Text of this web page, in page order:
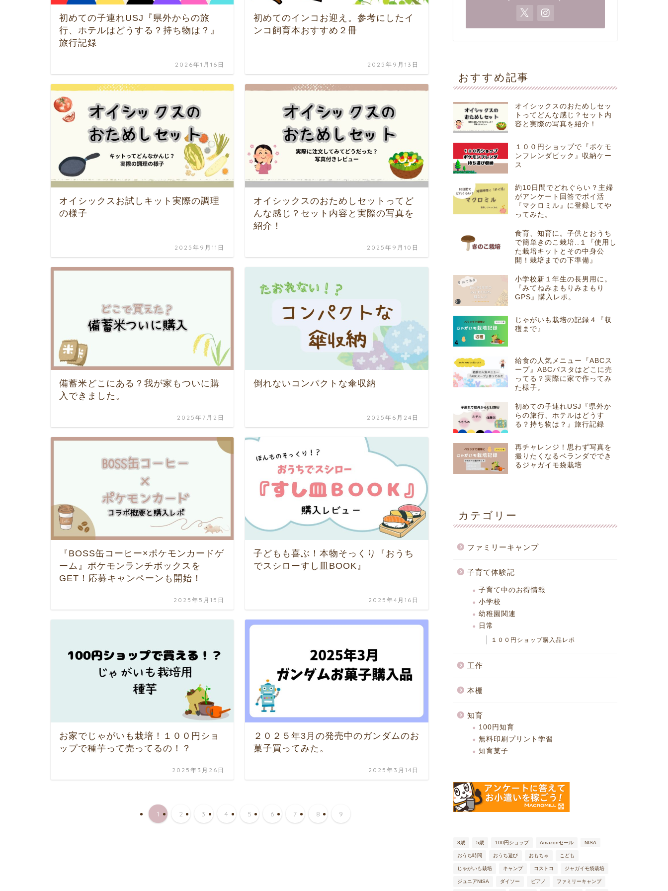
初めての子連れUSJ『県外からの旅
行、ホテルはどうする？持ち物は？』
旅行記録
2026年1月16日
初めてのインコお迎え。参考にしたイ
ンコ飼育本おすすめ２冊
2025年9月13日
オイシックスお試しキット実際の調理
の様子
2025年9月11日
オイシックスのおためしセットってど
んな感じ？セット内容と実際の写真を
紹介！
2025年9月10日
備蓄米どこにある？我が家もついに購
入できました。
2025年7月2日
倒れないコンパクトな傘収納
2025年6月24日
『BOSS缶コーヒー×ポケモンカードゲ
ーム』ポケモンランチボックスを
GET！応募キャンペーンも開始！
2025年5月15日
子どもも喜ぶ！本物そっくり『おうち
でスシローすし皿BOOK』
2025年4月16日
お家でじゃがいも栽培！１００円ショ
ップで種芋って売ってるの！？
2025年3月26日
２０２５年3月の発売中のガンダムのお
菓子買ってみた。
2025年3月14日
1 2 3 4 5 6 7 8 9
おすすめ記事
オイシックスのおためしセッ
トってどんな感じ？セット内
容と実際の写真を紹介！
１００円ショップで『ポケモ
ンフレンダピック』収納ケー
ス
約10日間でどれぐらい？主婦
がアンケート回答でポイ活
『マクロミル』に登録してや
ってみた。
食育、知育に。子供とおうち
で簡単きのこ栽培..１『使用し
た栽培キットとその中身公
開！栽培までの下準備』
小学校新１年生の長男用に。
『みてねみまもりみまもり
GPS』購入レポ。
じゃがいも栽培の記録４『収
穫まで』
給食の人気メニュー『ABCス
ープ』ABCパスタはどこに売
ってる？実際に家で作ってみ
た様子。
初めての子連れUSJ『県外か
らの旅行、ホテルはどうす
る？持ち物は？』旅行記録
再チャレンジ！思わず写真を
撮りたくなるベランダででき
るジャガイモ袋栽培
カテゴリー
ファミリーキャンプ
子育て体験記
子育て中のお得情報
小学校
幼稚園関連
日常
１００円ショップ購入品レポ
工作
本棚
知育
100円知育
無料印刷プリント学習
知育菓子
3歳 5歳 100円ショップ Amazonセール NISA
おうち時間 おうち遊び おもちゃ こども
じゃがいも栽培 キャンプ コストコ ジャガイモ袋栽培
ジュニアNISA ダイソー ピアノ ファミリーキャンプ